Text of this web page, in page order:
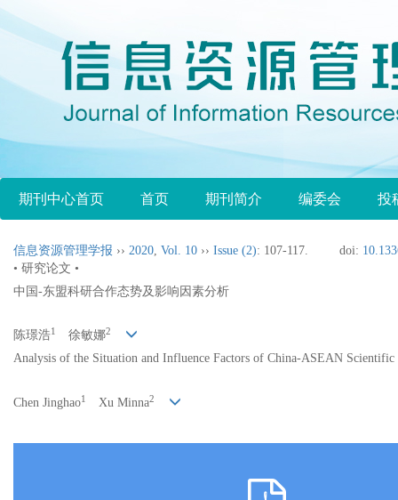
期刊中心首页 首页 期刊简介 编委会 投
信息资源管理学报 ›› 2020, Vol. 10 ›› Issue (2): 107-117. doi:
• 研究论文 •
中国-东盟科研合作态势及影响因素分析
陈璟浩1 徐敏娜2
Analysis of the Situation and Influence Factors of China-ASEAN Scientific
Chen Jinghao1 Xu Minna2